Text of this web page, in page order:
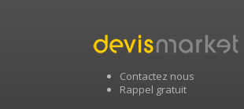
Contactez nous
Rappel gratuit